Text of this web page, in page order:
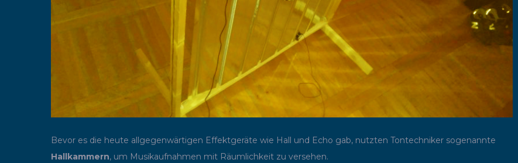
Bevor es die heute allgegenwärtigen Effektgeräte wie Hall und Echo gab, nutzten Tontechniker sogenannte
Hallkammern, um Musikaufnahmen mit Räumlichkeit zu versehen.